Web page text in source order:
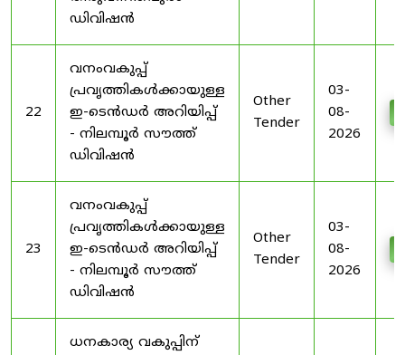
ഡിവിഷൻ
22
വനംവകുപ്പ്
പ്രവൃത്തികൾക്കായുള്ള
ഇ-ടെൻഡർ അറിയിപ്പ്
- നിലമ്പൂർ സൗത്ത്
ഡിവിഷൻ
Other
Tender
03-
08-
2026
23
വനംവകുപ്പ്
പ്രവൃത്തികൾക്കായുള്ള
ഇ-ടെൻഡർ അറിയിപ്പ്
- നിലമ്പൂർ സൗത്ത്
ഡിവിഷൻ
Other
Tender
03-
08-
2026
ധനകാര്യ വകുപ്പിന്